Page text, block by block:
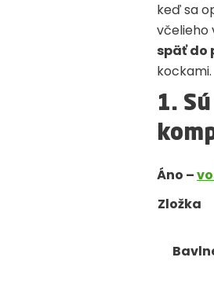
keď sa
včelieho
späť do
kockami.
1.
Áno –
Zložka